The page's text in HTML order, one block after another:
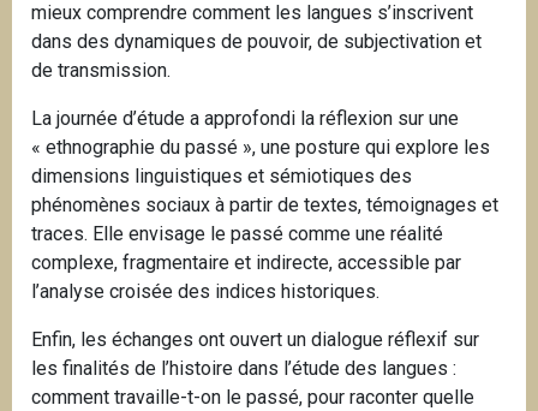
mieux comprendre comment les langues s’inscrivent
dans des dynamiques de pouvoir, de subjectivation et
de transmission.
La journée d’étude a approfondi la réflexion sur une
« ethnographie du passé », une posture qui explore les
dimensions linguistiques et sémiotiques des
phénomènes sociaux à partir de textes, témoignages et
traces. Elle envisage le passé comme une réalité
complexe, fragmentaire et indirecte, accessible par
l’analyse croisée des indices historiques.
Enfin, les échanges ont ouvert un dialogue réflexif sur
les finalités de l’histoire dans l’étude des langues :
comment travaille-t-on le passé, pour raconter quelle